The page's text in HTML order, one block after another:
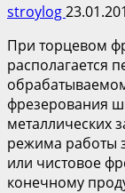
stroylog
При торцевом
располагается
фрезерования
металлических
режима работы
или чистовое
конечному